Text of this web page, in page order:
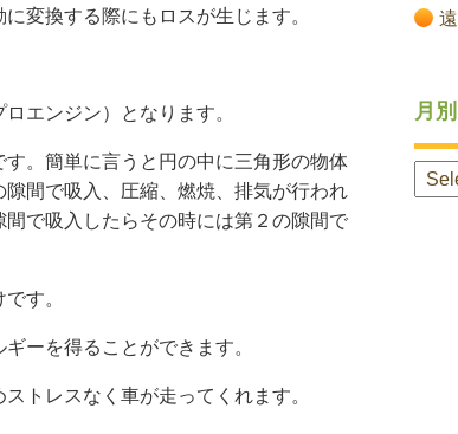
変換する際にもロスが生じます。
エンジン）となります。
。簡単に言うと円の中に三角形の物体
間で吸入、圧縮、燃焼、排気が行われ
で吸入したらその時には第２の隙間で
す。
ーを得ることができます。
トレスなく車が走ってくれます。
月